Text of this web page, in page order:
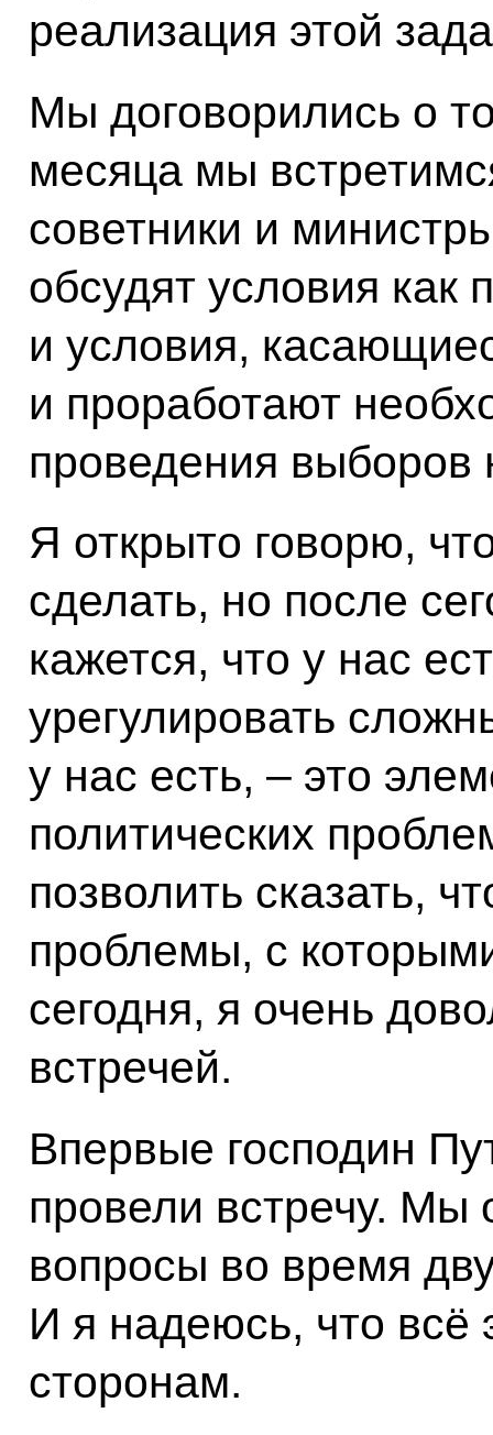
реализация этой
Мы договорились о
месяца мы
советники и
обсудят условия как
и условия,
и проработают
проведения выборов
Я открыто говорю,
сделать, но после
кажется, что у нас
урегулировать
у нас есть, – это
политических
позволить сказать,
проблемы, с
сегодня, я очень
встречей.
Впервые господин
провели встречу. Мы
вопросы во время
И я надеюсь, что всё
сторонам.